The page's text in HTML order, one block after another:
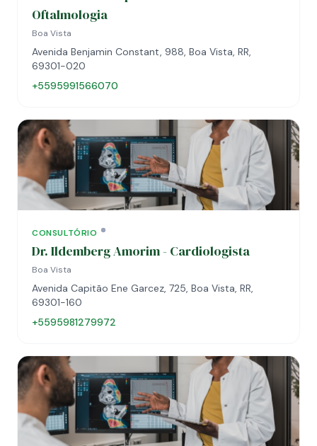
Oftalmologia
Boa Vista
Avenida Benjamin Constant, 988, Boa Vista, RR,
69301-020
+5595991566070
CONSULTÓRIO
Dr. Ildemberg Amorim - Cardiologista
Boa Vista
Avenida Capitão Ene Garcez, 725, Boa Vista, RR,
69301-160
+5595981279972